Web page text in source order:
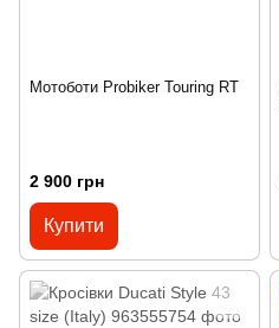
Мотоботи Probiker Touring RT
2 900 грн
Купити